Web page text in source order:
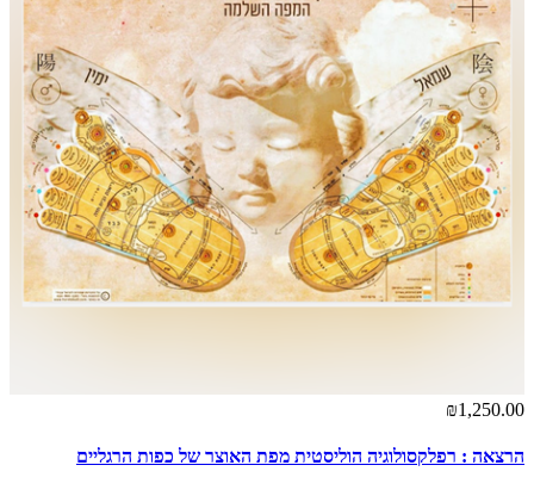
₪1,250.00
הרצאה : רפלקסולוגיה הוליסטית מפת האוצר של כפות הרגליים